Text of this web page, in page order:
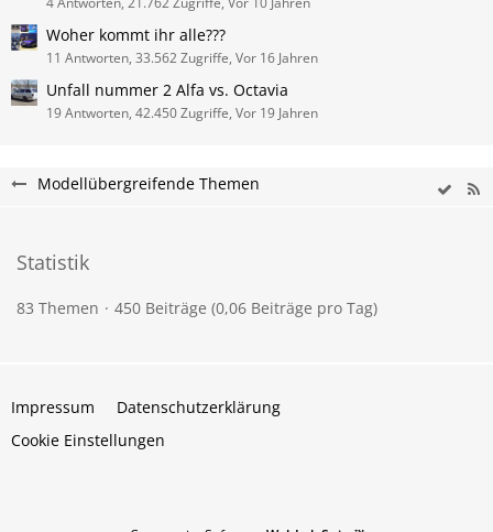
Woher kommt ihr alle???
11 Antworten, 33.562 Zugriffe, Vor 16 Jahren
Unfall nummer 2 Alfa vs. Octavia
19 Antworten, 42.450 Zugriffe, Vor 19 Jahren
Modellübergreifende Themen
Statistik
83 Themen 450 Beiträge (0,06 Beiträge pro Tag)
Impressum
Datenschutzerklärung
Cookie Einstellungen